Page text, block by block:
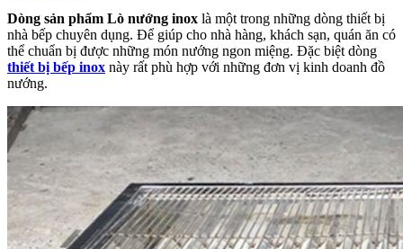
Dòng sản phẩm Lò nướng inox là một trong những dòng thiết bị
nhà bếp chuyên dụng. Để giúp cho nhà hàng, khách sạn, quán ăn có
thể chuẩn bị được những món nướng ngon miệng. Đặc biệt dòng
thiết bị bếp inox này rất phù hợp với những đơn vị kinh doanh đồ
nướng.